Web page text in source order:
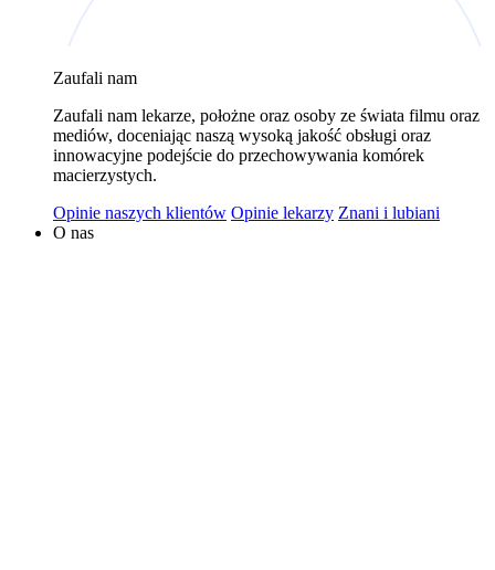
wykorzystywaniem plików cookies w powyższych celach
siedzibą w Warszawie. Niezależnymi administratorami
danych mogą być także nasi partnerzy. Informacje na
temat wykorzystywanych plików cookies i przetwarzania
danych osobowych, w tym o przysługujących prawach,
znajduje się wPolityce Prywatności
Zaufali nam
Zaufali nam lekarze, położne oraz osoby ze świata filmu oraz
mediów, doceniając naszą wysoką jakość obsługi oraz
innowacyjne podejście do przechowywania komórek
macierzystych.
Opinie naszych klientów Opinie lekarzy Znani i lubiani
O nas